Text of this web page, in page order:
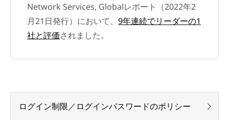
Network Services, Globalレポート（2022年2
月21日発行）において、 9年連続でリーダーの1
社と評価されました。
ログイン制限／ログインパスワードのポリシー